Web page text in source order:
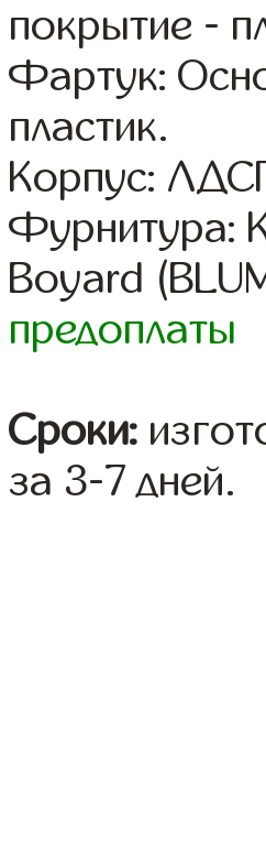
покрытие -
Фартук:
пластик.
Корпус:
Фурнитура:
Boyard
предоплаты
Сроки:
за 3-7 дней.